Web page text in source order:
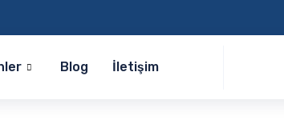
Blog İletişim